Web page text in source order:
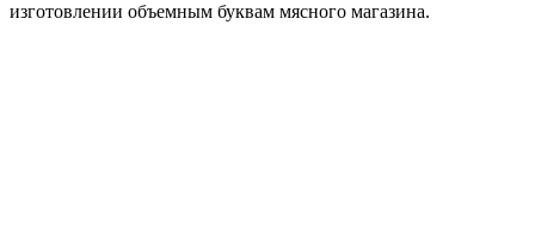
изготовлении объемным буквам мясного магазина.